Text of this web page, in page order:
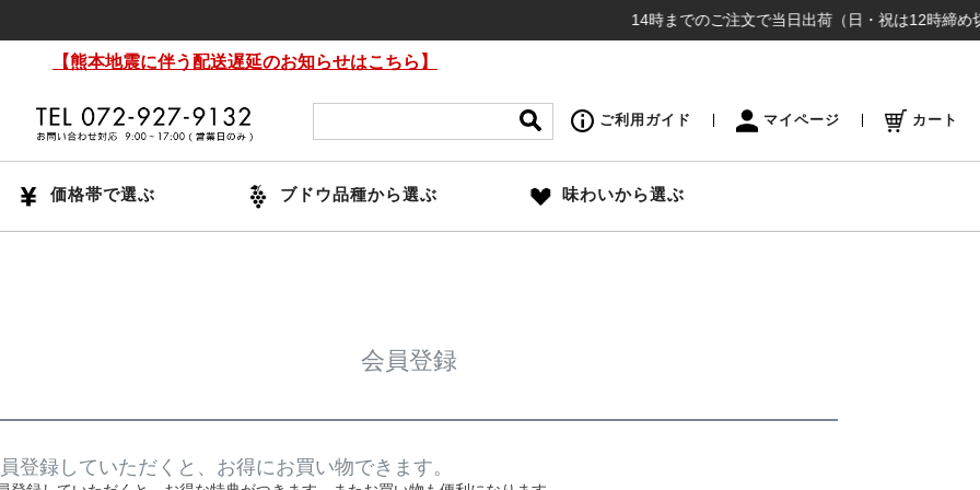
14時までのご注文で当日出荷（日・祝は12時締め切
【熊本地震に伴う配送遅延のお知らせはこちら】
ご利用ガイド マイページ カート
価格帯で選ぶ ブドウ品種から選ぶ 味わいから選ぶ
会員登録
登録していただくと、お得にお買い物できます。